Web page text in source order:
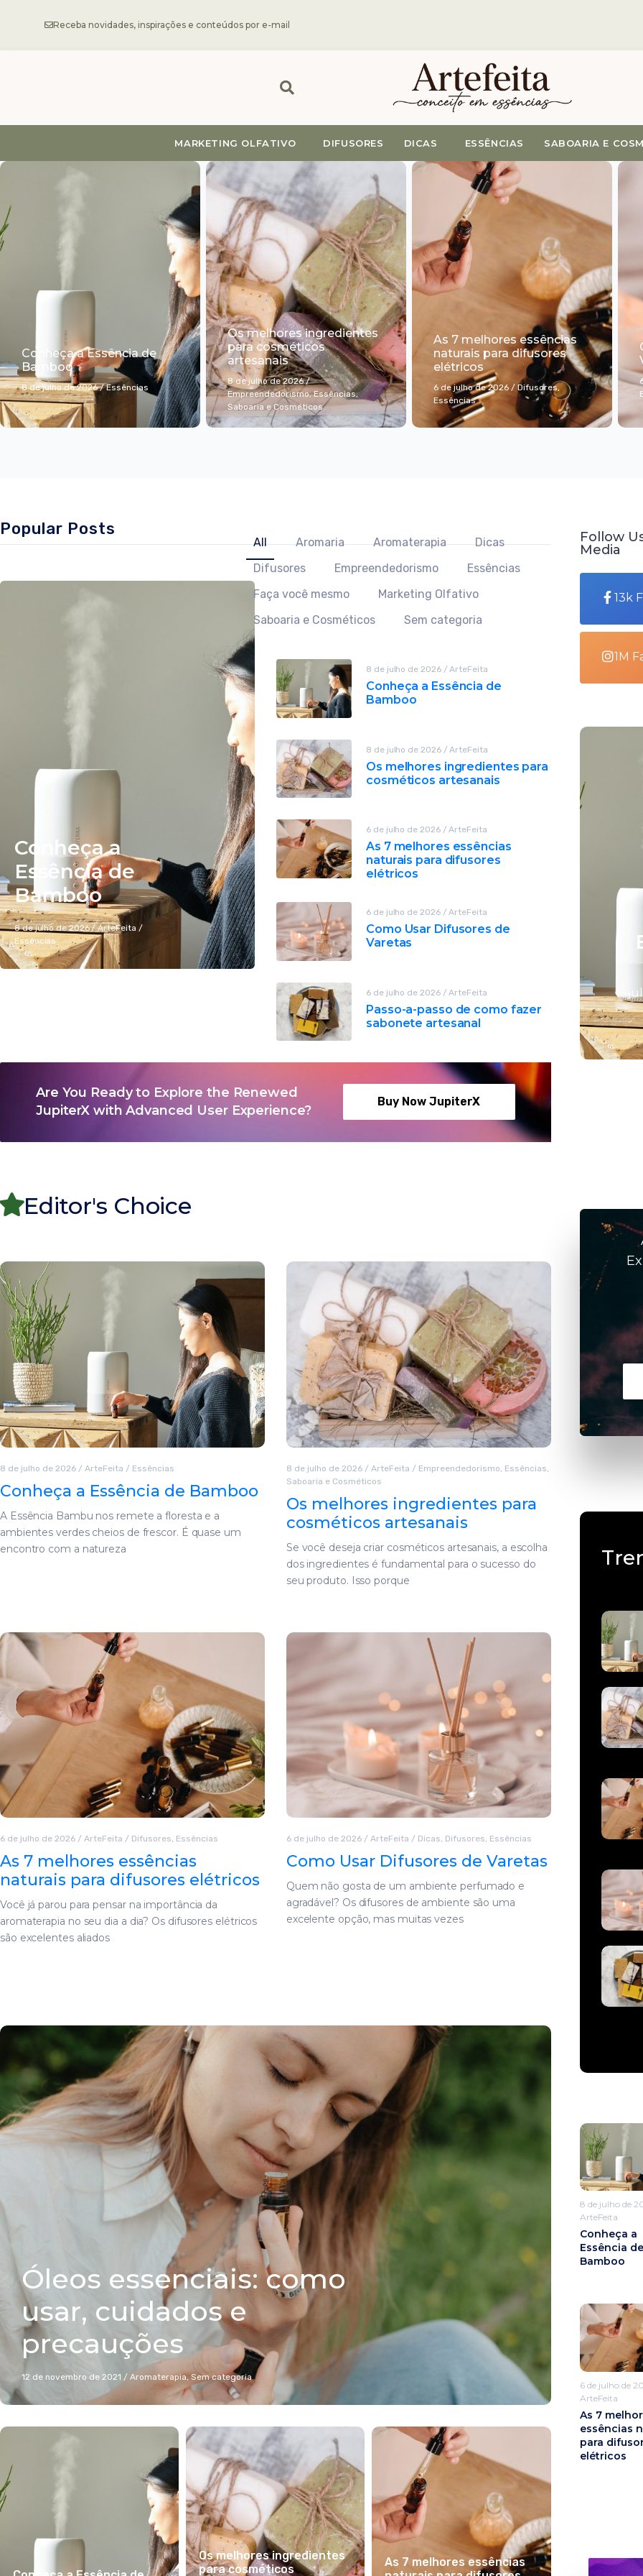
Receba novidades, inspirações e conteúdos por e-mail
MARKETING OLFATIVO DIFUSORES DICAS ESSÊNCIAS SABOARIA E
Conheça a Essência de
Bamboo
8 de julho de 2026 / Essências
Os melhores ingredientes
para cosméticos
artesanais
8 de julho de 2026 /
Empreendedorismo,Essências,
Saboaria e Cosméticos
As 7 melhores essências
naturais para difusores
elétricos
6 de julho de 2026 / Difusores,
Essências
Popular Posts
Conheça a
Essência de
Bamboo
8 de julho de 2026 / ArteFeita /
Essências
All Aromaria Aromaterapia
Dicas
Difusores
Empreendedorismo
Essências
Faça você mesmo
Marketing Olfativo
Saboaria e Cosméticos
Sem categoria
8 de julho de 2026 / ArteFeita
Conheça a Essência de
Bamboo
8 de julho de 2026 / ArteFeita
Os melhores ingredientes para
cosméticos artesanais
6 de julho de 2026 / ArteFeita
As 7 melhores essências
naturais para difusores
elétricos
6 de julho de 2026 / ArteFeita
Como Usar Difusores de
Varetas
6 de julho de 2026 / ArteFeita
Passo-a-passo de como fazer
sabonete artesanal
Are You Ready to Explore the Renewed
JupiterX with Advanced User Experience?
Buy Now JupiterX
Editor's Choice
8 de julho de 2026 / ArteFeita / Essências
Conheça a Essência de Bamboo
A Essência Bambu nos remete a floresta e a
ambientes verdes cheios de frescor. É quase um
encontro com a natureza
8 de julho de 2026 / ArteFeita / Empreendedorismo Essências
Saboaria e Cosméticos
Os melhores ingredientes para
cosméticos artesanais
Se você deseja criar cosméticos artesanais, a escolha
dos ingredientes é fundamental para o sucesso do
seu produto. Isso porque
6 de julho de 2026 / ArteFeita / Difusores Essências
As 7 melhores essências
naturais para difusores elétricos
Você já parou para pensar na importância da
aromaterapia no seu dia a dia? Os difusores elétricos
são excelentes aliados
6 de julho de 2026 / ArteFeita / Dicas Difusores Essências
Como Usar Difusores de Varetas
Quem não gosta de um ambiente perfumado e
agradável? Os difusores de ambiente são uma
excelente opção, mas muitas vezes
Óleos essenciais: como
usar, cuidados e
precauções
12 de novembro de 2021 / Aromaterapia, Sem categoria
Os melhores ingredientes
para cosméticos
As 7 melhores essências
Follow
Media
13k
1M
As 7 melhores
essências
difusores
elétricos
8 de julho de
ArteFeita
Conheça a
Essência de
Bamboo
6 de julho de
ArteFeita
As 7
essências
para
elétricos